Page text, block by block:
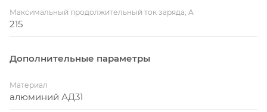
Максимальный продолжительный ток заряда, A
215
Дополнительные параметры
Материал
алюминий АД31